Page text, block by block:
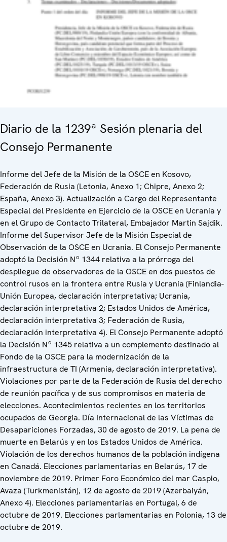
Diario de la 1239ª Sesión plenaria del
Consejo Permanente
Informe del Jefe de la Misión de la OSCE en Kosovo,
Federación de Rusia (Letonia, Anexo 1; Chipre, Anexo 2;
España, Anexo 3). Actualización a Cargo del Representante
Especial del Presidente en Ejercicio de la OSCE en Ucrania y
en el Grupo de Contacto Trilateral, Embajador Martin Sajdik.
Informe del Supervisor Jefe de la Misión Especial de
Observación de la OSCE en Ucrania. El Consejo Permanente
adoptó la Decisión Nº 1344 relativa a la prórroga del
despliegue de observadores de la OSCE en dos puestos de
control rusos en la frontera entre Rusia y Ucrania (Finlandia-
Unión Europea, declaración interpretativa; Ucrania,
declaración interpretativa 2; Estados Unidos de América,
declaración interpretativa 3; Federación de Rusia,
declaración interpretativa 4). El Consejo Permanente adoptó
la Decisión Nº 1345 relativa a un complemento destinado al
Fondo de la OSCE para la modernización de la
infraestructura de TI (Armenia, declaración interpretativa).
Violaciones por parte de la Federación de Rusia del derecho
de reunión pacífica y de sus compromisos en materia de
elecciones. Acontecimientos recientes en los territorios
ocupados de Georgia. Día Internacional de las Víctimas de
Desapariciones Forzadas, 30 de agosto de 2019. La pena de
muerte en Belarús y en los Estados Unidos de América.
Violación de los derechos humanos de la población indígena
en Canadá. Elecciones parlamentarias en Belarús, 17 de
noviembre de 2019. Primer Foro Económico del mar Caspio,
Avaza (Turkmenistán), 12 de agosto de 2019 (Azerbaiyán,
Anexo 4). Elecciones parlamentarias en Portugal, 6 de
octubre de 2019. Elecciones parlamentarias en Polonia, 13 de
octubre de 2019.